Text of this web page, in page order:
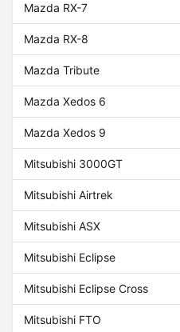
Mazda RX-7
Mazda RX-8
Mazda Tribute
Mazda Xedos 6
Mazda Xedos 9
Mitsubishi 3000GT
Mitsubishi Airtrek
Mitsubishi ASX
Mitsubishi Eclipse
Mitsubishi Eclipse Cross
Mitsubishi FTO